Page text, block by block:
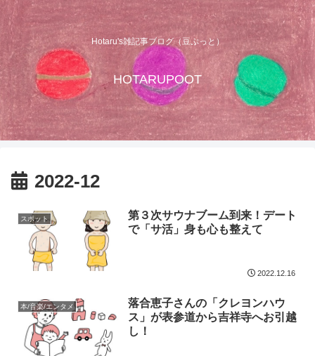
Hotaru's雑記事ブログ（豆ぷっと）
HOTARUPOOT
2022-12
スポット
第３次サウナブーム到来！デート
で「サ活」身も心も整えて
2022.12.16
本/音楽/エンタメ
落合恵子さんの「クレヨンハウ
ス」が表参道から吉祥寺へお引越
し！